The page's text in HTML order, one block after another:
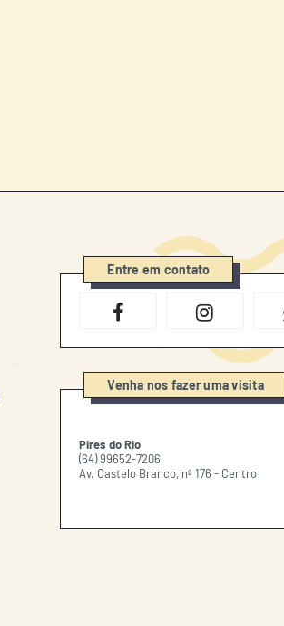
Entre em contato
Venha nos fazer uma visita
Pires do Rio
(64) 99652-7206
Av. Castelo Branco, nº 176 - Centro